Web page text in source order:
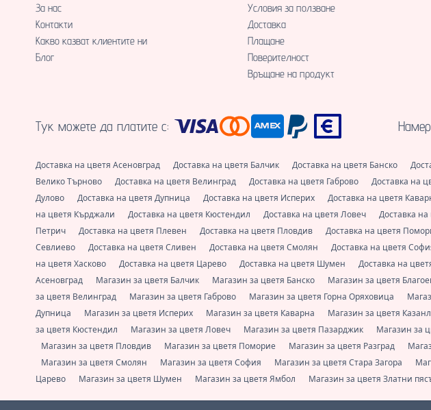
За нас
Контакти
Какво казват клиентите ни
Блог
Условия за ползване
Доставка
Плащане
Поверителност
Връщане на продукт
Тук можете да платите с:
Доставка на цветя Асеновград Доставка на цветя Балчик Доставка на цветя Банско
Велико Търново
Доставка на цветя Велинград Доставка на цветя Габрово Доставка на
Дулово
Доставка на цветя Дупница Доставка на цветя Исперих Доставка на цветя
на цветя Кърджали
Доставка на цветя Кюстендил Доставка на цветя Ловеч Доставка
Петрич
Доставка на цветя Плевен Доставка на цветя Пловдив Доставка на цветя
Севлиево
Доставка на цветя Сливен Доставка на цветя Смолян Доставка на цветя
на цветя Хасково
Доставка на цветя Царево Доставка на цветя Шумен Доставка на
Асеновград
Магазин за цветя Балчик Магазин за цветя Банско Магазин за цветя
за цветя Велинград
Магазин за цветя Габрово Магазин за цветя Горна Оряховица
Дупница
Магазин за цветя Исперих Магазин за цветя Каварна Магазин за цветя
за цветя Кюстендил
Магазин за цветя Ловеч Магазин за цветя Пазарджик Магазин за
Магазин за цветя Пловдив
Магазин за цветя Поморие Магазин за цветя Разград
Магазин за цветя Смолян
Магазин за цветя София Магазин за цветя Стара Загора
Царево
Магазин за цветя Шумен Магазин за цветя Ямбол Магазин за цветя Златни